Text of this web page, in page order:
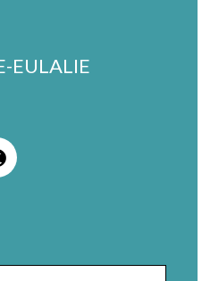
EULALIE